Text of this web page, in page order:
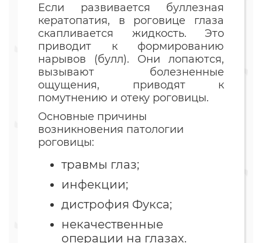
Если развивается буллезная
кератопатия, в роговице глаза
скапливается жидкость. Это
приводит к формированию
нарывов (булл). Они лопаются,
вызывают болезненные
ощущения, приводят к
помутнению и отеку роговицы.
Основные причины
возникновения патологии
роговицы:
травмы глаз;
инфекции;
дистрофия Фукса;
некачественные
операции на глазах.